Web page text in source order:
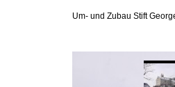
Um- und Zubau Stift